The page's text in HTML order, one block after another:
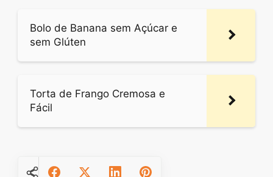
Bolo de Banana sem Açúcar e
sem Glúten
Torta de Frango Cremosa e
Fácil